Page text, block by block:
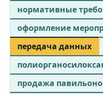
нормативные
оформление
передача данных
продажа